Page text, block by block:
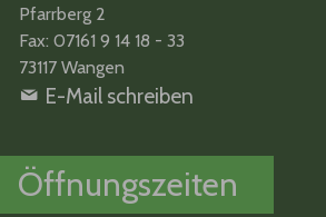
Pfarrberg 2
Fax: 07161 9 14 18 - 33
73117 Wangen
E-Mail schreiben
Öffnungszeiten